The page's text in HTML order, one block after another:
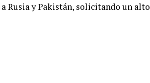
Rusia y Pakistán, solicitando un alto